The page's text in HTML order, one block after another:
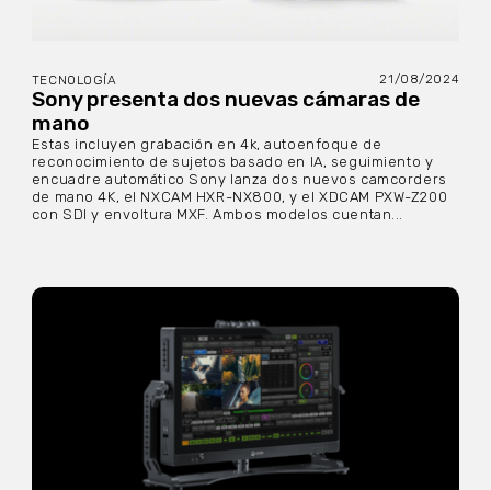
TECNOLOGÍA 21/08/2024
Sony presenta dos nuevas cámaras de
mano
Estas incluyen grabación en 4k, autoenfoque de
reconocimiento de sujetos basado en IA, seguimiento y
encuadre automático Sony lanza dos nuevos camcorders
de mano 4K, el NXCAM HXR-NX800, y el XDCAM PXW-Z200
con SDI y envoltura MXF. Ambos modelos cuentan...